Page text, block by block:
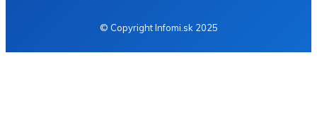
© Copyright Infomi.sk 2025